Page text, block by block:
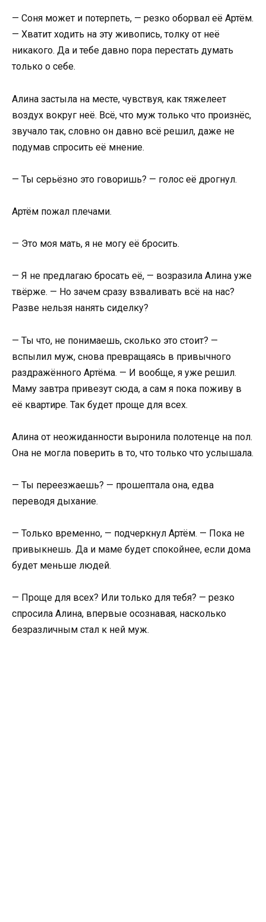
— Соня может и потерпеть, — резко оборвал её Артём.
— Хватит ходить на эту живопись, толку от неё
никакого. Да и тебе давно пора перестать думать
только о себе.
Алина застыла на месте, чувствуя, как тяжелеет
воздух вокруг неё. Всё, что муж только что произнёс,
звучало так, словно он давно всё решил, даже не
подумав спросить её мнение.
— Ты серьёзно это говоришь? — голос её дрогнул.
Артём пожал плечами.
— Это моя мать, я не могу её бросить.
— Я не предлагаю бросать её, — возразила Алина уже
твёрже. — Но зачем сразу взваливать всё на нас?
Разве нельзя нанять сиделку?
— Ты что, не понимаешь, сколько это стоит? —
вспылил муж, снова превращаясь в привычного
раздражённого Артёма. — И вообще, я уже решил.
Маму завтра привезут сюда, а сам я пока поживу в
её квартире. Так будет проще для всех.
Алина от неожиданности выронила полотенце на пол.
Она не могла поверить в то, что только что услышала.
— Ты переезжаешь? — прошептала она, едва
переводя дыхание.
— Только временно, — подчеркнул Артём. — Пока не
привыкнешь. Да и маме будет спокойнее, если дома
будет меньше людей.
— Проще для всех? Или только для тебя? — резко
спросила Алина, впервые осознавая, насколько
безразличным стал к ней муж.